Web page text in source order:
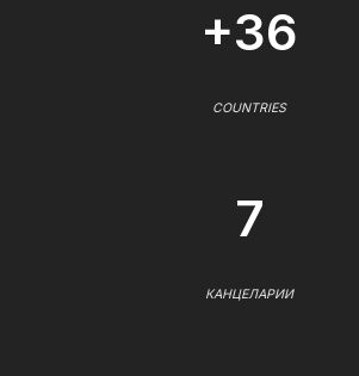
+36
COUNTRIES
7
КАНЦЕЛАРИИ